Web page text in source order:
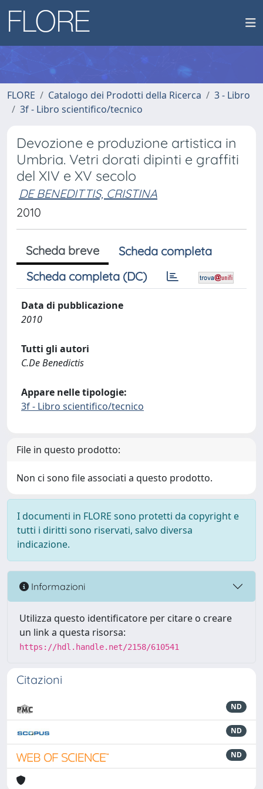
FLORE Catalogo dei Prodotti della Ricerca
3 - Libro
3f - Libro scientifico/tecnico
Devozione e produzione artistica in
Umbria. Vetri dorati dipinti e graffiti
del XIV e XV secolo
DE BENEDITTIS, CRISTINA
2010
Scheda breve
Scheda completa
Scheda completa (DC)
Data di pubblicazione
2010
Tutti gli autori
C.De Benedictis
Appare nelle tipologie:
3f - Libro scientifico/tecnico
File in questo prodotto:
Non ci sono file associati a questo prodotto.
I documenti in FLORE sono protetti da copyright e
tutti i diritti sono riservati, salvo diversa
indicazione.
Informazioni
Utilizza questo identificatore per citare o creare
un link a questa risorsa:
https://hdl.handle.net/2158/610541
Citazioni
ND
ND
ND